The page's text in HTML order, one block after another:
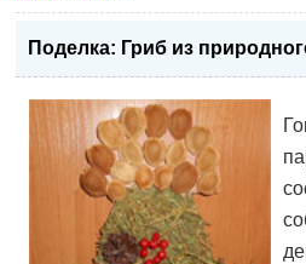
Поделка: Гриб из